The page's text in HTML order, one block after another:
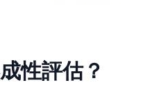
性評估？